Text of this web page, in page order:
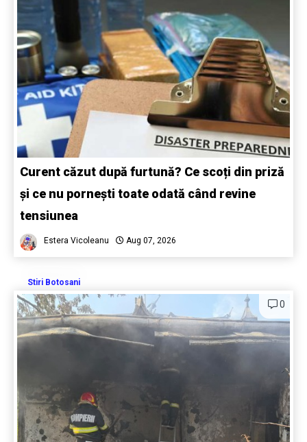
Curent căzut după furtună? Ce scoți din priză
și ce nu pornești toate odată când revine
tensiunea
Estera Vicoleanu Aug 07, 2026
Stiri Botosani
0